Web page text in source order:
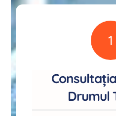
1
Drumul